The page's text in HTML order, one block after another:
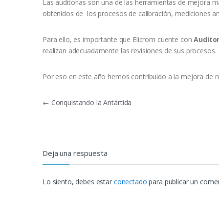
Las auditorías son una de las herramientas de mejora
obtenidos de los procesos de calibración, mediciones
Para ello, es importante que Elicrom cuente con
realizan adecuadamente las revisiones de sus procesos.
Por eso en este año hemos contribuido a la mejora de
Navegación
de
← Conquistando la Antártida
Deja una respuesta
Lo siento, debes estar conectado para publicar un